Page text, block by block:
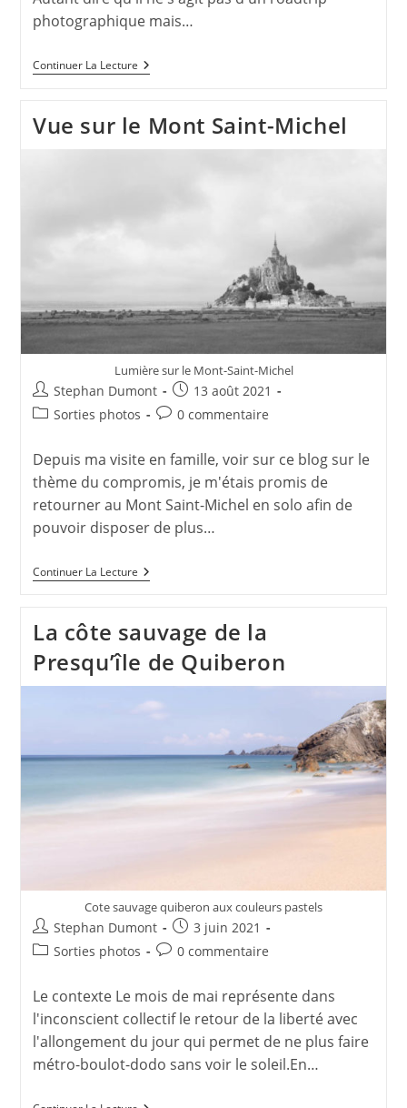
photographique mais…
Continuer La LectureDécouverte
De
De
Athènes
Aux
Vue sur le Mont Saint-Michel
Lumière sur le Mont-Saint-Michel
Auteur/autrice
de
Stephan Dumont
Publication
publiée :
13 août 2021
PostSorties photos
Commentaires
publication :
0 commentaire
Depuis ma visite en famille, voir sur ce blog sur le
thème du compromis, je m'étais promis de
retourner au Mont Saint-Michel en solo afin de
pouvoir disposer de plus…
Continuer La LectureVue
Sur
Saint-
Michel
La côte sauvage de la
Presqu’île de Quiberon
Cote sauvage quiberon aux couleurs pastels
Auteur/autrice
de
Stephan Dumont
Publication
publiée :
3 juin 2021
PostSorties photos
Commentaires
la
publication :
0 commentaire
Le contexte Le mois de mai représente dans
l'inconscient collectif le retour de la liberté avec
l'allongement du jour qui permet de ne plus faire
métro-boulot-dodo sans voir le soleil.En…